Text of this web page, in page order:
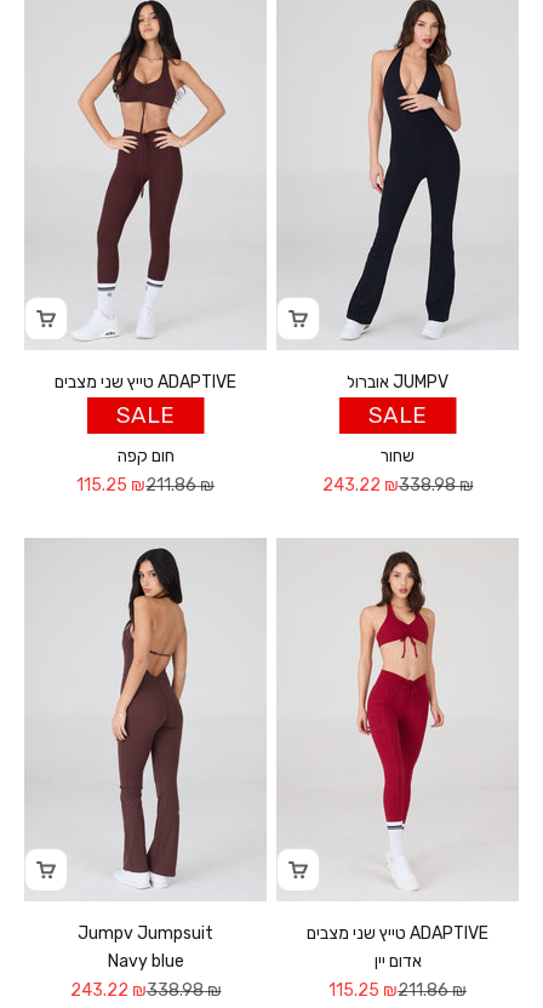
טייץ שני מצבים ADAPTIVE
SALE
חום קפה
Sale price
115.25 ₪Regular price
211.86 ₪
אוברול JUMPV
SALE
שחור
Sale price
243.22 ₪Regular price
338.98 ₪
Jumpv Jumpsuit
Navy blue
Sale price
243.22 ₪Regular price
338.98 ₪
טייץ שני מצבים ADAPTIVE
אדום יין
Sale price
115.25 ₪Regular price
211.86 ₪